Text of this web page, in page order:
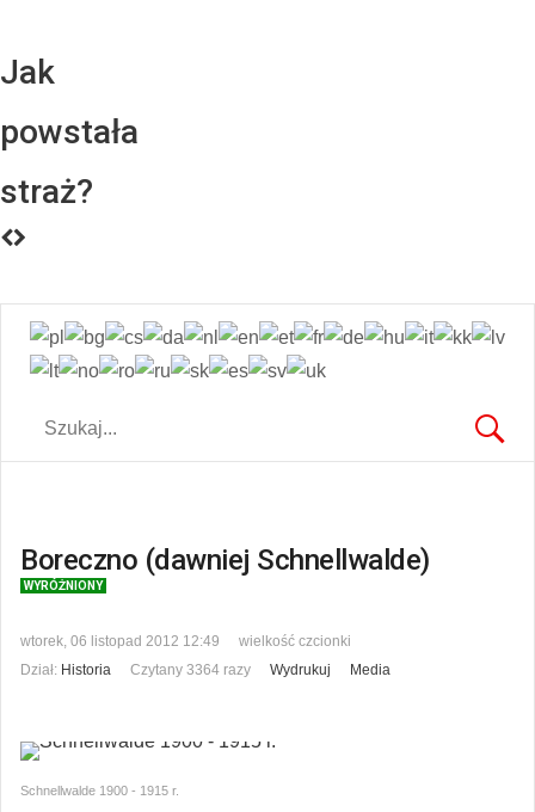
Jak
powstała
straż?
Boreczno (dawniej Schnellwalde)
WYRÓŻNIONY
wtorek, 06 listopad 2012 12:49
wielkość czcionki
Dział: Historia Czytany 3364 razy Wydrukuj Media
Schnellwalde 1900 - 1915 r.